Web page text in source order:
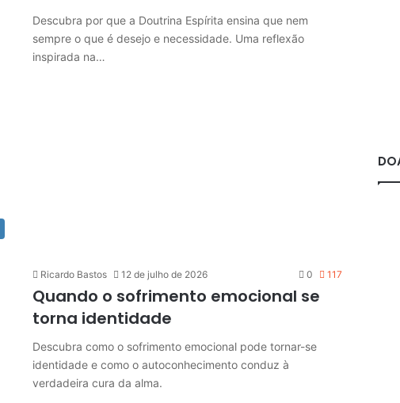
Descubra por que a Doutrina Espírita ensina que nem
sempre o que é desejo e necessidade. Uma reflexão
inspirada na…
Ricardo Bastos 12 de julho de 2026 0 117
Quando o sofrimento emocional se
torna identidade
Descubra como o sofrimento emocional pode tornar-se
identidade e como o autoconhecimento conduz à
verdadeira cura da alma.